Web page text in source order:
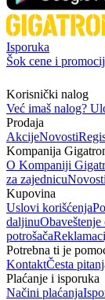
Isporuka
Šok cene i
Korisnički nalog
Već imaš nalog?
Prodaja
AkcijeNovosti
Kompanija
O Kompaniji
za zajednicu
Kupovina
Uslovi korišćenja
daljinuObaveštenje
potrošača
Potrebna ti je
KontaktČesta
Plaćanje i isporuka
Načini plaćanja